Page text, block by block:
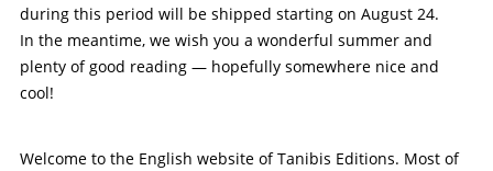
during this period will be shipped starting on August 24.
In the meantime, we wish you a wonderful summer and
plenty of good reading — hopefully somewhere nice and
cool!
Welcome to the English website of Tanibis Editions. Most of